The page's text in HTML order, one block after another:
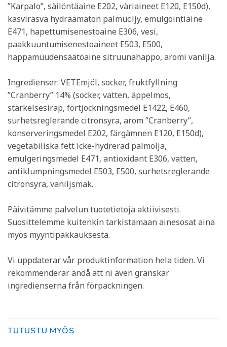
”Karpalo”, säilöntäaine E202, väriaineet E120, E150d),
kasvirasva hydraamaton palmuöljy, emulgointiaine
E471, hapettumisenestoaine E306, vesi,
paakkuuntumisenestoaineet E503, E500,
happamuudensäätöaine sitruunahappo, aromi vanilja.
Ingredienser: VETEmjöl, socker, fruktfyllning
”Cranberry” 14% (socker, vatten, äppelmos,
stärkelsesirap, förtjockningsmedel E1422, E460,
surhetsreglerande citronsyra, arom ”Cranberry”,
konserveringsmedel E202, färgämnen E120, E150d),
vegetabiliska fett icke-hydrerad palmolja,
emulgeringsmedel E471, antioxidant E306, vatten,
antiklumpningsmedel E503, E500, surhetsreglerande
citronsyra, vaniljsmak.
Päivitämme palvelun tuotetietoja aktiivisesti.
Suosittelemme kuitenkin tarkistamaan ainesosat aina
myös myyntipakkauksesta.
Vi uppdaterar vår produktinformation hela tiden. Vi
rekommenderar ändå att ni även granskar
ingredienserna från förpackningen.
TUTUSTU MYÖS